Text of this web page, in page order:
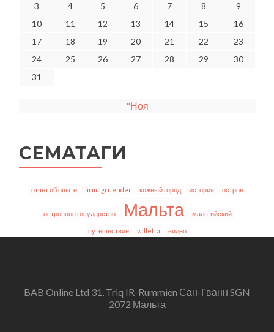
3
4 5 6 7 8
9
10
11 12 13 14 15
16
17
18 19 20 21 22
23
24
25 26 27 28 29
30
31
"Ноя
СЕМАТАГИ
отчет об опыте firmagruender кожный город история остров
островное государство Мальта мальтийский
путешествие valletta видео
BAB Online Ltd 31, Triq IR-Rummien Сан-Гванн SGN
2072 Мальта